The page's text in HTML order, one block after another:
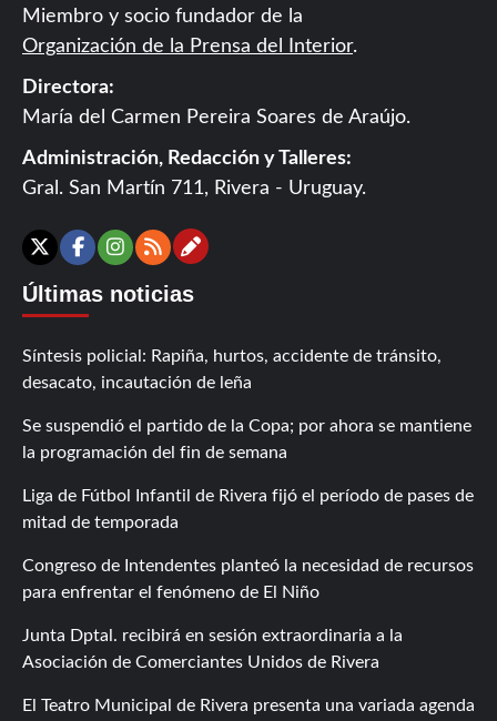
Miembro y socio fundador de la
Organización de la Prensa del Interior.
Directora:
María del Carmen Pereira Soares de Araújo.
Administración, Redacción y Talleres:
Gral. San Martín 711, Rivera - Uruguay.
X Facebook
Instagram
RSSContáctanos
Últimas noticias
Síntesis policial: Rapiña, hurtos, accidente de tránsito,
desacato, incautación de leña
Se suspendió el partido de la Copa; por ahora se mantiene
la programación del fin de semana
Liga de Fútbol Infantil de Rivera fijó el período de pases de
mitad de temporada
Congreso de Intendentes planteó la necesidad de recursos
para enfrentar el fenómeno de El Niño
Junta Dptal. recibirá en sesión extraordinaria a la
Asociación de Comerciantes Unidos de Rivera
El Teatro Municipal de Rivera presenta una variada agenda